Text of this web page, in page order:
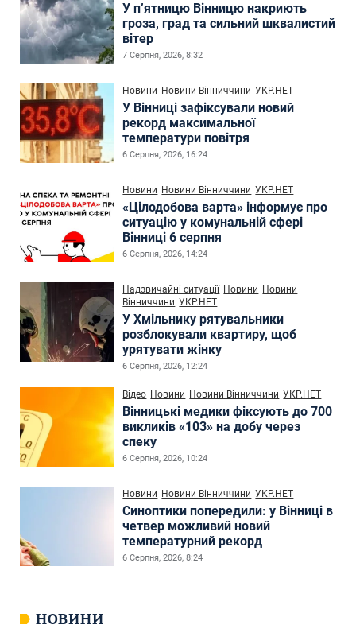
У п’ятницю Вінницю накриють
гроза, град та сильний шквалистий
вітер
7 Серпня, 2026, 8:32
Новини Новини Вінниччини УКР.НЕТ
У Вінниці зафіксували новий
рекорд максимальної
температури повітря
6 Серпня, 2026, 16:24
Новини Новини Вінниччини УКР.НЕТ
«Цілодобова варта» інформує про
ситуацію у комунальній сфері
Вінниці 6 серпня
6 Серпня, 2026, 14:24
Надзвичайні ситуації Новини Новини
Вінниччини УКР.НЕТ
У Хмільнику рятувальники
розблокували квартиру, щоб
урятувати жінку
6 Серпня, 2026, 12:24
Відео Новини Новини Вінниччини УКР.НЕТ
Вінницькі медики фіксують до 700
викликів «103» на добу через
спеку
6 Серпня, 2026, 10:24
Новини Новини Вінниччини УКР.НЕТ
Синоптики попередили: у Вінниці в
четвер можливий новий
температурний рекорд
6 Серпня, 2026, 8:24
НОВИНИ